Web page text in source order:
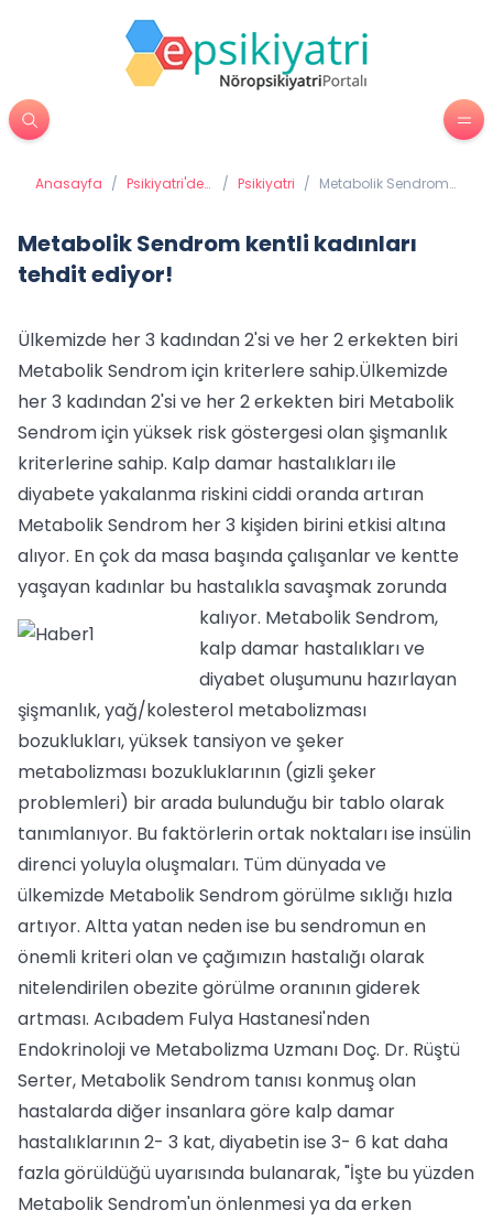
Anasayfa / Psikiyatri'de
/ Psikiyatri / Metabolik Sendrom
Metabolik Sendrom kentli kadınları
tehdit ediyor!
Ülkemizde her 3 kadından 2'si ve her 2 erkekten biri
Metabolik Sendrom için kriterlere sahip.Ülkemizde
her 3 kadından 2'si ve her 2 erkekten biri Metabolik
Sendrom için yüksek risk göstergesi olan şişmanlık
kriterlerine sahip. Kalp damar hastalıkları ile
diyabete yakalanma riskini ciddi oranda artıran
Metabolik Sendrom her 3 kişiden birini etkisi altına
alıyor. En çok da masa başında çalışanlar ve kentte
yaşayan kadınlar bu hastalıkla savaşmak zorunda
kalıyor. Metabolik Sendrom,
kalp damar hastalıkları ve
diyabet oluşumunu hazırlayan
şişmanlık, yağ/kolesterol metabolizması
bozuklukları, yüksek tansiyon ve şeker
metabolizması bozukluklarının (gizli şeker
problemleri) bir arada bulunduğu bir tablo olarak
tanımlanıyor. Bu faktörlerin ortak noktaları ise insülin
direnci yoluyla oluşmaları. Tüm dünyada ve
ülkemizde Metabolik Sendrom görülme sıklığı hızla
artıyor. Altta yatan neden ise bu sendromun en
önemli kriteri olan ve çağımızın hastalığı olarak
nitelendirilen obezite görülme oranının giderek
artması. Acıbadem Fulya Hastanesi'nden
Endokrinoloji ve Metabolizma Uzmanı Doç. Dr. Rüştü
Serter, Metabolik Sendrom tanısı konmuş olan
hastalarda diğer insanlara göre kalp damar
hastalıklarının 2- 3 kat, diyabetin ise 3- 6 kat daha
fazla görüldüğü uyarısında bulanarak, "İşte bu yüzden
Metabolik Sendrom'un önlenmesi ya da erken